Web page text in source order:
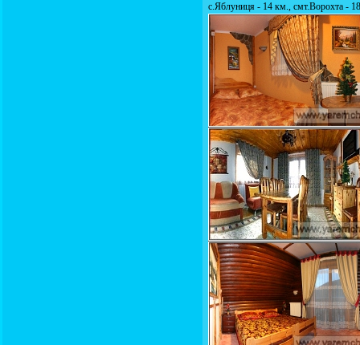
с.Яблуниця - 14 км., смт.Ворохта -